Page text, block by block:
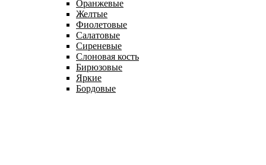
Оранжевые
Желтые
Фиолетовые
Салатовые
Сиреневые
Слоновая кость
Бирюзовые
Яркие
Бордовые